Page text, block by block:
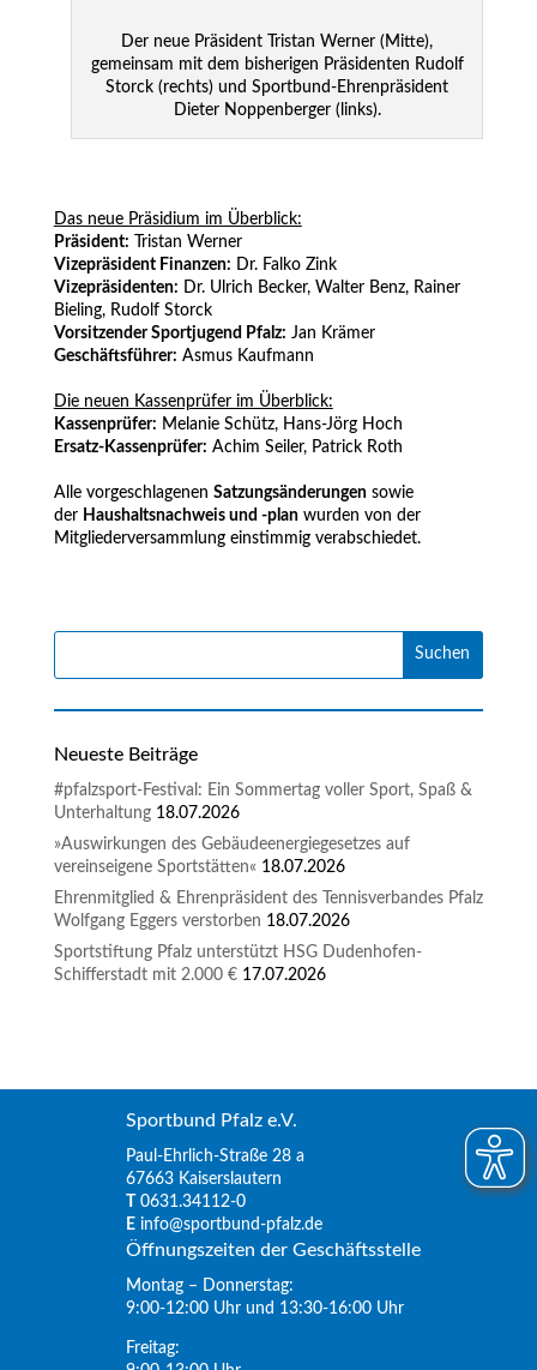
Der neue Präsident Tristan Werner (Mitte),
gemeinsam mit dem bisherigen Präsidenten Rudolf
Storck (rechts) und Sportbund-Ehrenpräsident
Dieter Noppenberger (links).
Das neue Präsidium im Überblick:
Präsident: Tristan Werner
Vizepräsident Finanzen: Dr. Falko Zink
Vizepräsidenten: Dr. Ulrich Becker, Walter Benz, Rainer
Bieling, Rudolf Storck
Vorsitzender Sportjugend Pfalz: Jan Krämer
Geschäftsführer: Asmus Kaufmann
Die neuen Kassenprüfer im Überblick:
Kassenprüfer: Melanie Schütz, Hans-Jörg Hoch
Ersatz-Kassenprüfer: Achim Seiler, Patrick Roth
Alle vorgeschlagenen Satzungsänderungensowie
der Haushaltsnachweis und -planwurden von der
Mitgliederversammlung einstimmig verabschiedet.
Neueste Beiträge
#pfalzsport-Festival: Ein Sommertag voller Sport, Spaß &
Unterhaltung 18.07.2026
»Auswirkungen des Gebäudeenergiegesetzes auf
vereinseigene Sportstätten« 18.07.2026
Ehrenmitglied & Ehrenpräsident des Tennisverbandes Pfalz
Wolfgang Eggers verstorben 18.07.2026
Sportstiftung Pfalz unterstützt HSG Dudenhofen-
Schifferstadt mit 2.000 € 17.07.2026
Sportbund Pfalz e.V.
Paul-Ehrlich-Straße 28 a
67663 Kaiserslautern
T0631.34112-0
E info@sportbund-pfalz.de
Öffnungszeiten der Geschäftsstelle
Montag – Donnerstag:
9:00-12:00 Uhr und 13:30-16:00 Uhr
Freitag: